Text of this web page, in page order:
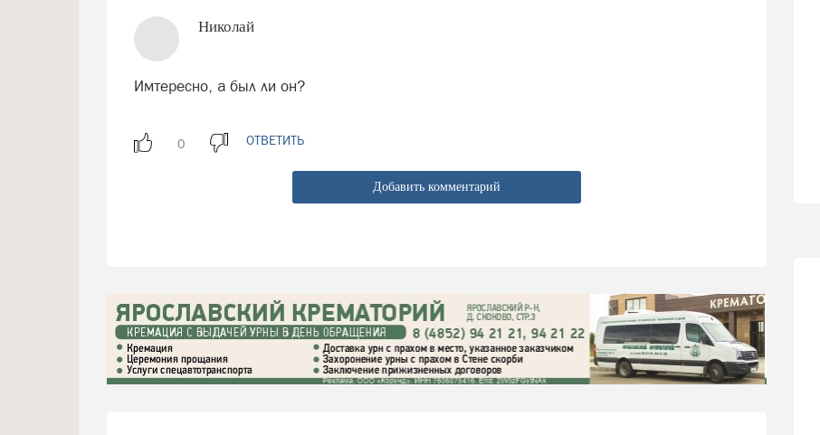
Николай
Имтересно, а был ли он?
ОТВЕТИТЬ
Добавить комментарий